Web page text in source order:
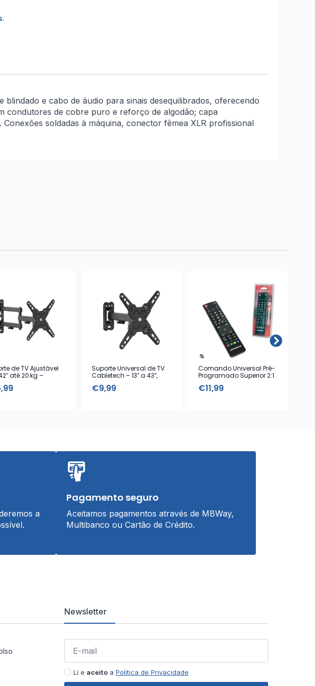
.
blindado e cabo de áudio para sinais desequilibrados, oferecendo
condutores de cobre puro e reforço de algodão; capa
soldadas à máquina, conector fêmea XLR profissional
de TV Ajustável
até 20 kg –
Suporte Universal de TV
Cabletech – 13″ a 43″,
€9,99
Comando Universal Pré-
Programado Superior 2:1
€11,99
a
Pagamento seguro
Aceitamos pagamentos através de MBWay,
Multibanco ou Cartão de Crédito.
Newsletter
Li e aceitoa Política de Privacidade